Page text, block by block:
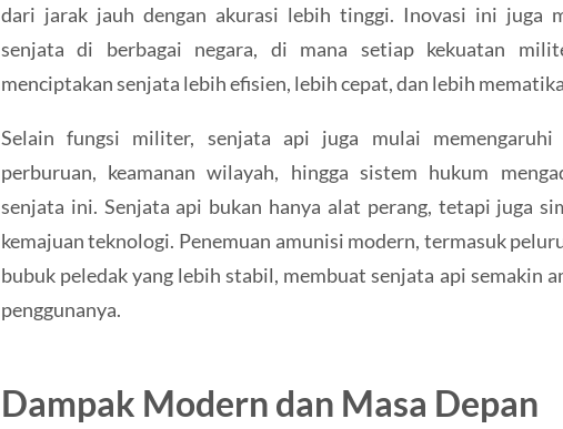
dari jarak jauh dengan akurasi lebih tinggi. Inovasi ini juga
senjata di berbagai negara, di mana setiap kekuatan
menciptakan senjata lebih efisien, lebih cepat, dan lebih
Selain fungsi militer, senjata api juga mulai memengaruhi
perburuan, keamanan wilayah, hingga sistem hukum
senjata ini. Senjata api bukan hanya alat perang, tetapi juga
kemajuan teknologi. Penemuan amunisi modern, termasuk
bubuk peledak yang lebih stabil, membuat senjata api semakin
penggunanya.
Dampak Modern dan Masa Depan